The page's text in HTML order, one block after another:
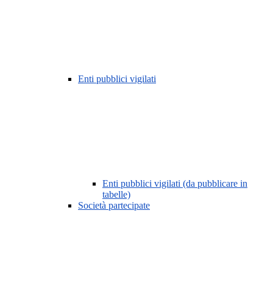
Enti pubblici vigilati
Enti pubblici vigilati (da pubblicare in
tabelle)
Società partecipate